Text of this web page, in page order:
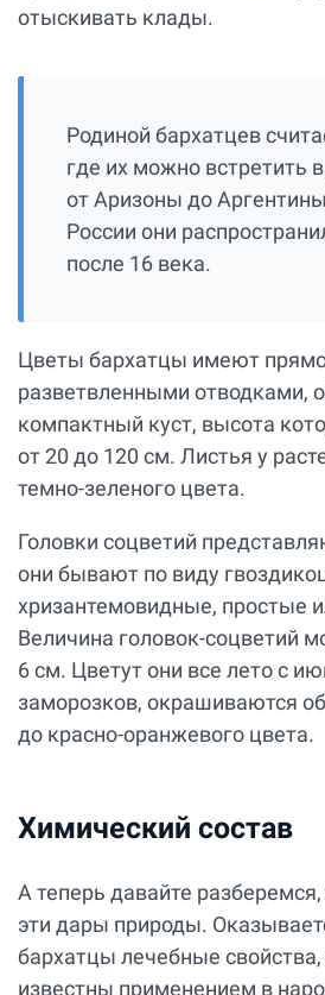
отыскивать клады.
Родиной бархатцев
где их можно встретить
от Аризоны до
России они
после 16 века.
Цветы бархатцы имеют
разветвленными отводками,
компактный куст, высота
от 20 до 120 см. Листья у
темно-зеленого цвета.
Головки соцветий
они бывают по виду
хризантемовидные, простые
Величина головок-соцветий
6 см. Цветут они все лето с
заморозков, окрашиваются
до красно-оранжевого цвета.
Химический состав
А теперь давайте
эти дары природы.
бархатцы лечебные
известны применением в